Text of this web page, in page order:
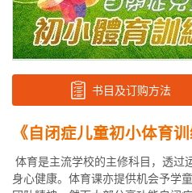
书目及订购方法
《自闭症儿童初小体育训
体育是主流学校的主修科目，透过
身心健康。体育课亦提供机会予学